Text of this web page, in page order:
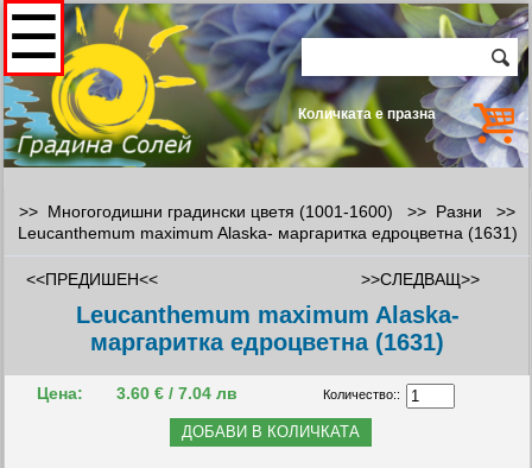
Количката е празна
☰
>> Многогодишни градински цветя (1001-1600) >> Разни >>
Leucanthemum maximum Alaska- маргаритка едроцветна (1631)
<<ПРЕДИШЕН<< >>СЛЕДВАЩ>>
Leucanthemum maximum Alaska-
маргаритка едроцветна (1631)
Цена: 3.60 € / 7.04 лв Количество::